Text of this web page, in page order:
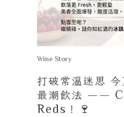
Wine Story
打破常溫迷思
最潮飲法 ——
Reds ！ 🍷